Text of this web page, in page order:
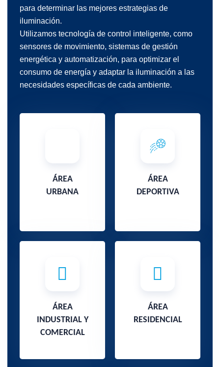
para determinar las mejores estrategias de
iluminación.
Utilizamos tecnología de control inteligente, como
sensores de movimiento, sistemas de gestión
energética y automatización, para optimizar el
consumo de energía y adaptar la iluminación a las
necesidades específicas de cada ambiente.
ÁREA
URBANA
ÁREA
DEPORTIVA
ÁREA
INDUSTRIAL Y
COMERCIAL
ÁREA
RESIDENCIAL